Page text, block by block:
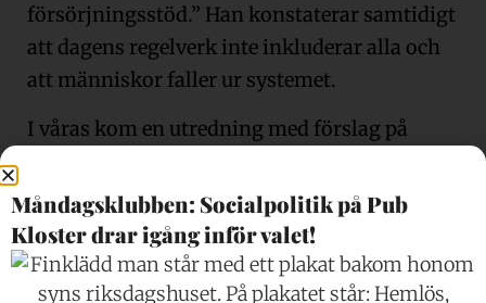
försörjningsstöd.” Han konstaterar samtidigt
att dagens regelverk inte inkluderar alla och
att människor faller ur systemet.
I våras kom en utredning med förslag på
tillsattes utav regeringen under förra
mandatperioden. Utredningen hade mycket
kritik mot dagens system men än så länge
har inte regeringen infört några av förslagen.
Måndagsklubben: Socialpolitik på Pub
Kloster drar igång inför valet!